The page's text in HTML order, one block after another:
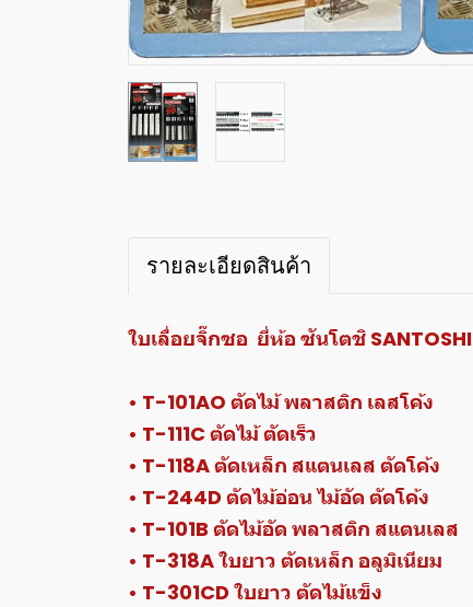
รายละเอียดสินค้า
ใบเลื่อยจิ๊กซอ ยี่ห้อ ซันโตชิ SANTOSHI
• T-101AO ตัดไม้ พลาสติก เลสโค้ง
• T-111C ตัดไม้ ตัดเร็ว
• T-118A ตัดเหล็ก สแตนเลส ตัดโค้ง
• T-244D ตัดไม้อ่อน ไม้อัด ตัดโค้ง
• T-101B ตัดไม้อัด พลาสติก สแตนเลส
• T-318A ใบยาว ตัดเหล็ก อลูมิเนียม
• T-301CD ใบยาว ตัดไม้แข็ง